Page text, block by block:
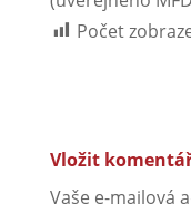
Počet
Vložit
Vaše e-mailová